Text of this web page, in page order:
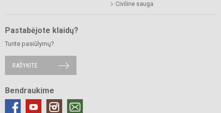
Civilinė sauga
Pastabėjote klaidų?
Turite pasiūlymų?
RAŠYKITE
Bendraukime